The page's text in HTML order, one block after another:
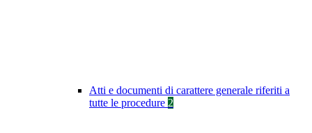
Atti e documenti di carattere generale riferiti a
tutte le procedure 2